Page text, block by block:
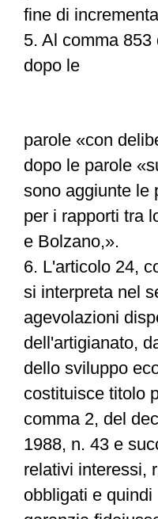
fine di
5. Al comma
dopo le
parole «con
dopo le parole
sono aggiunte le
per i rapporti tra
e Bolzano,».
6. L'articolo 24,
si interpreta nel
agevolazioni
dell'artigianato,
dello sviluppo
costituisce titolo
comma 2, del
1988, n. 43 e
relativi interessi,
obbligati e